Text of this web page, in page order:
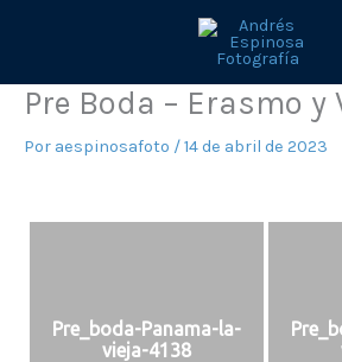
Pre Boda – Erasmo y
Por aespinosafoto /14 de abril de 2023
Pre_boda-Panama-la-
vieja-4138